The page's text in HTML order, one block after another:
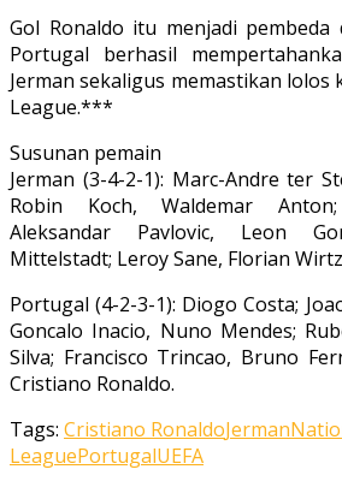
Gol Ronaldo itu menjadi
Portugal berhasil
Jerman sekaligus memastikan lolos
League.***
Susunan pemain
Jerman (3-4-2-1): Marc-Andre ter
Robin Koch, Waldemar
Aleksandar Pavlovic, Leon
Mittelstadt; Leroy Sane, Florian
Portugal (4-2-3-1): Diogo Costa;
Goncalo Inacio, Nuno Mendes;
Silva; Francisco Trincao, Bruno
Cristiano Ronaldo.
Tags: Cristiano RonaldoJerman
LeaguePortugalUEFA